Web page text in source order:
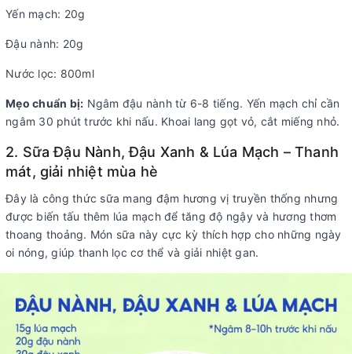
Yến mạch: 20g
Đậu nành: 20g
Nước lọc: 800ml
Mẹo chuẩn bị: Ngâm đậu nành từ 6-8 tiếng. Yến mạch chỉ cần
ngâm 30 phút trước khi nấu. Khoai lang gọt vỏ, cắt miếng nhỏ.
2. Sữa Đậu Nành, Đậu Xanh & Lúa Mạch – Thanh
mát, giải nhiệt mùa hè
Đây là công thức sữa mang đậm hương vị truyền thống nhưng
được biến tấu thêm lúa mạch để tăng độ ngậy và hương thơm
thoang thoảng. Món sữa này cực kỳ thích hợp cho những ngày
oi nóng, giúp thanh lọc cơ thể và giải nhiệt gan.